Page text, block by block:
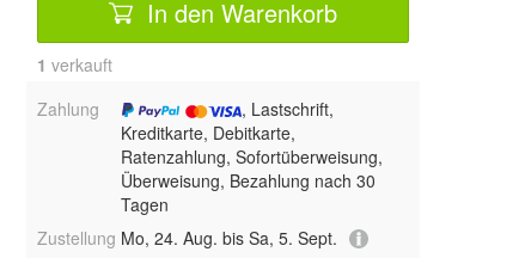
In den Warenkorb
1 verkauft
Zahlung
, Lastschrift,
Kreditkarte, Debitkarte,
Ratenzahlung, Sofortüberweisung,
Überweisung, Bezahlung nach 30
Tagen
Zustellung Mo, 24. Aug. bis Sa, 5. Sept.